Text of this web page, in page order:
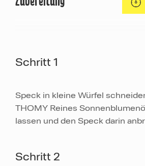
Schritt 1
Speck in kleine Würfel
THOMY Reines
lassen und den Speck darin
Schritt 2